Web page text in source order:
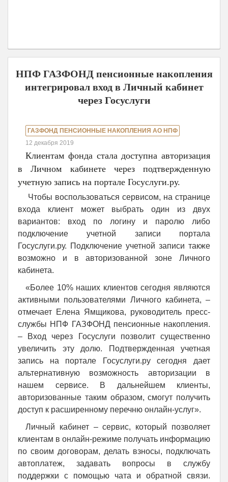
НПФ ГАЗФОНД пенсионные накопления
интегрировал вход в Личный кабинет
через Госуслуги
ГАЗФОНД ПЕНСИОННЫЕ НАКОПЛЕНИЯ АО НПФ
12 декабря 2019
Клиентам фонда стала доступна авторизация
в Личном кабинете через подтвержденную
учетную запись на портале Госуслуги.ру.
Чтобы воспользоваться сервисом, на странице
входа клиент может выбрать один из двух
вариантов: вход по логину и паролю либо
подключение учетной записи портала
Госуслуги.ру. Подключение учетной записи также
возможно и в авторизованной зоне Личного
кабинета.
«Более 10% наших клиентов сегодня являются
активными пользователями Личного кабинета, –
отмечает Елена Ямщикова, руководитель пресс-
службы НПФ ГАЗФОНД пенсионные накопления.
– Вход через Госуслуги позволит существенно
увеличить эту долю. Подтвержденная учетная
запись на портале Госуслуги.ру сегодня дает
альтернативную возможность авторизации в
нашем сервисе. В дальнейшем клиенты,
авторизованные таким образом, смогут получить
доступ к расширенному перечню онлайн-услуг».
Личный кабинет – сервис, который позволяет
клиентам в онлайн-режиме получать информацию
по своим договорам, делать взносы, подключать
автоплатеж, задавать вопросы в службу
поддержки с помощью чата и обратной связи.